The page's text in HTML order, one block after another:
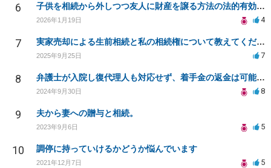
6 子供を相続から外しつつ友人に財産を譲る方法の法的有効性は？
2026年1月19日 4
7 実家売却による生前相続と私の相続権について教えてください
2025年9月25日 7
8 弁護士が入院し復代理人も対応せず、着手金の返金は可能か？
2024年9月30日 8
9 夫から妻への贈与と相続。
2023年9月6日 5
10 調停に持っていけるかどうか悩んでいます
2021年12月7日 5